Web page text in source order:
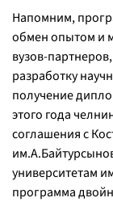
Напомним,
обмен опытом и
вузов-
разработку
получение
этого года
соглашения с
университетам
программа